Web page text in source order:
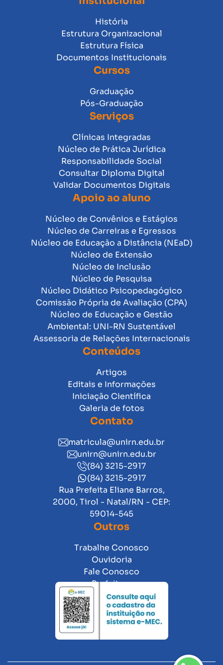
História
Estrutura Organizacional
Estrutura Física
Documentos Institucionais
Cursos
Graduação
Pós-Graduação
Serviços
Clínicas Integradas
Núcleo de Prática Jurídica
Responsabilidade Social
Consultar Diploma Digital
Validar Documentos Digitais
Apoio ao aluno
Núcleo de Convênios e Estágios
Núcleo de Carreiras e Egressos
Núcleo de Educação a Distância (NEaD)
Núcleo de Extensão
Núcleo de Inclusão
Núcleo de Pesquisa
Núcleo Didático Psicopedagógico
Comissão Própria de Avaliação (CPA)
Núcleo de Educação e Gestão
Ambiental: UNI-RN Sustentável
Assessoria de Relações Internacionais
Conteúdos
Artigos
Editais e Informações
Iniciação Científica
Galeria de fotos
Contato
matricula@unirn.edu.br
unirn@unirn.edu.br
(84) 3215-2917
(84) 3215-2917
Rua Prefeita Eliane Barros,
2000, Tirol - Natal/RN - CEP:
59014-545
Outros
Trabalhe Conosco
Ouvidoria
Fale Conosco
Prefeitura